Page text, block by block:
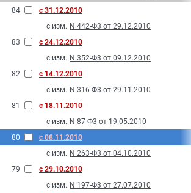
84
с 31.12.2010
с изм. N 442-Ф3 от 29.12.2010
83
с 24.12.2010
с изм. N 352-Ф3 от 09.12.2010
82
с 14.12.2010
с изм. N 316-Ф3 от 29.11.2010
81
с 18.11.2010
с изм. N 87-Ф3 от 19.05.2010
80
с 08.11.2010
с изм. N 263-Ф3 от 04.10.2010
79
с 29.10.2010
с изм. N 197-Ф3 от 27.07.2010